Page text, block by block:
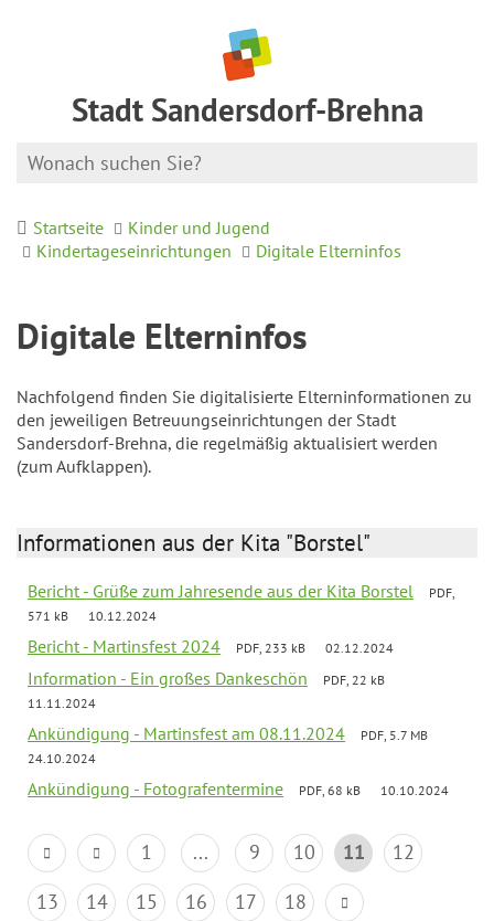
Stadt Sandersdorf-Brehna
Startseite
Kinder und Jugend
Kindertageseinrichtungen
Digitale Elterninfos
Digitale Elterninfos
Nachfolgend finden Sie digitalisierte Elterninformationen zu
den jeweiligen Betreuungseinrichtungen der Stadt
Sandersdorf-Brehna, die regelmäßig aktualisiert werden
(zum Aufklappen).
Informationen aus der Kita "Borstel"
Bericht - Grüße zum Jahresende aus der Kita Borstel
PDF,
571 kB
10.12.2024
Bericht - Martinsfest 2024 PDF, 233 kB 02.12.2024
Information - Ein großes Dankeschön
PDF, 22 kB
11.11.2024
Ankündigung - Martinsfest am 08.11.2024
PDF, 5.7 MB
24.10.2024
Ankündigung - Fotografentermine PDF, 68 kB 10.10.2024
1 ... 9 10 11
12
13
14 15 16 17 18